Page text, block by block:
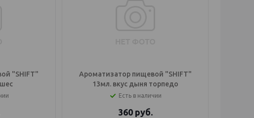
"SHIFT"
Ароматизатор пищевой "SHIFT"
13мл. вкус дыня торпедо
Есть в наличии
360руб.